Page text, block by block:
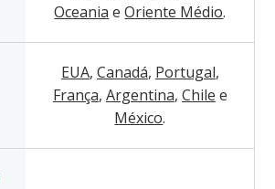
Oceania e Oriente Médio.
EUA, Canadá, Portugal,
França, Argentina, Chile e
México.